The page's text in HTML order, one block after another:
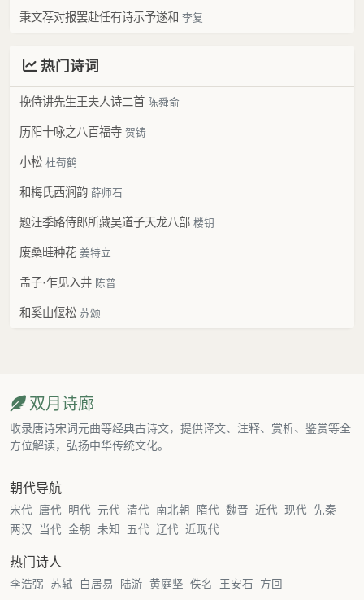
秉文荐对报罢赴任有诗示予遂和 李复
热门诗词
挽侍讲先生王夫人诗二首 陈舜俞
历阳十咏之八百福寺 贺铸
小松 杜荀鹤
和梅氏西涧韵 薛师石
题汪季路侍郎所藏吴道子天龙八部 楼钥
废桑畦种花 姜特立
孟子·乍见入井 陈普
和奚山偃松 苏颂
双月诗廊
收录唐诗宋词元曲等经典古诗文，提供译文、注释、赏析、鉴赏等全
方位解读，弘扬中华传统文化。
朝代导航
宋代 唐代 明代 元代 清代 南北朝 隋代 魏晋 近代 现代 先秦
两汉
当代 金朝 未知 五代 辽代 近现代
热门诗人
李浩弼 苏轼 白居易 陆游 黄庭坚 佚名 王安石 方回